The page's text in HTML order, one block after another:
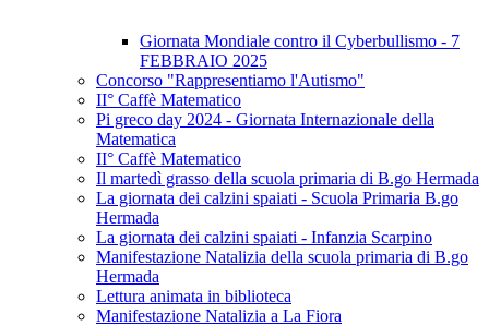
Giornata Mondiale contro il Cyberbullismo - 7
FEBBRAIO 2025
Concorso "Rappresentiamo l'Autismo"
II° Caffè Matematico
Pi greco day 2024 - Giornata Internazionale della
Matematica
II° Caffè Matematico
Il martedì grasso della scuola primaria di B.go Hermada
La giornata dei calzini spaiati - Scuola Primaria B.go
Hermada
La giornata dei calzini spaiati - Infanzia Scarpino
Manifestazione Natalizia della scuola primaria di B.go
Hermada
Lettura animata in biblioteca
Manifestazione Natalizia a La Fiora